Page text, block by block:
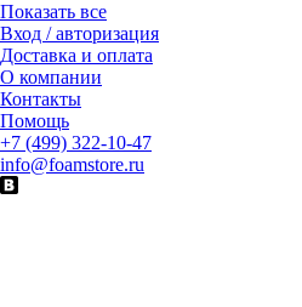
Показать все
Вход / авторизация
Доставка и оплата
О компании
Контакты
Помощь
+7 (499) 322-10-47
info@foamstore.ru